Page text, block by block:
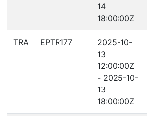
14
18:00:00Z
TRA EPTR177
2025-10-
13
12:00:00Z
- 2025-10-
13
18:00:00Z